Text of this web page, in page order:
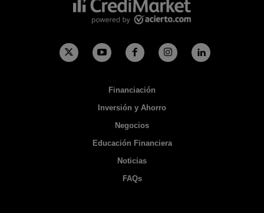
Financiación
Inversión y Ahorro
Negocios
Educación Financiera
Noticias
FAQs